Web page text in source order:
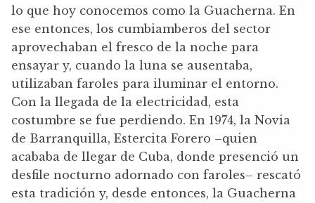
lo que hoy conocemos como la Guacherna. En
ese entonces, los cumbiamberos del sector
aprovechaban el fresco de la noche para
ensayar y, cuando la luna se ausentaba,
utilizaban faroles para iluminar el entorno.
Con la llegada de la electricidad, esta
costumbre se fue perdiendo. En 1974, la Novia
de Barranquilla, Estercita Forero –quien
acababa de llegar de Cuba, donde presenció un
desfile nocturno adornado con faroles– rescató
esta tradición y, desde entonces, la Guacherna